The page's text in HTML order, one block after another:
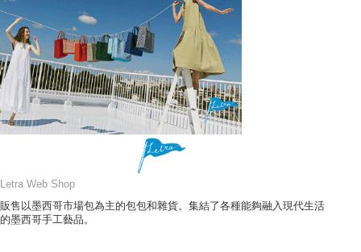
Letra Web Shop
販售以墨西哥市場包為主的包包和雜貨。集結了各種能夠融入現代生活
的墨西哥手工藝品。